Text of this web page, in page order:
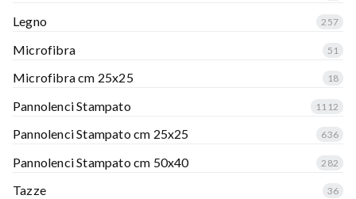
Legno 257
Microfibra 51
Microfibra cm 25x25 18
Pannolenci Stampato 1112
Pannolenci Stampato cm 25x25 636
Pannolenci Stampato cm 50x40 282
Tazze 36